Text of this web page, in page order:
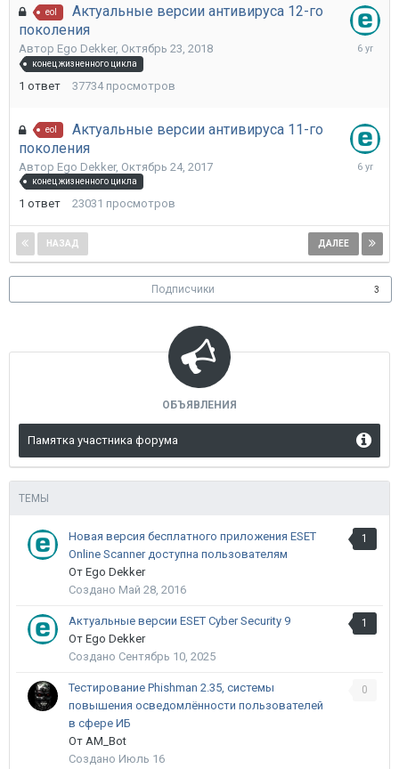
eol
Актуальные версии антивируса 12-го
поколения
Автор Ego Dekker, Октябрь 23, 2018
конец жизненного цикла
1 ответ 37734 просмотров
Октябрь
eol
Актуальные версии антивируса 11-го
поколения
Автор Ego Dekker, Октябрь 24, 2017
конец жизненного цикла
1 ответ 23031 просмотров
Октябрь
НАЗАД ДАЛЕЕ
Подписчики 3
ОБЪЯВЛЕНИЯ
Памятка участника форума
ТЕМЫ
1
Новая версия бесплатного приложения ESET
Online Scanner доступна пользователям
От Ego Dekker
Создано Май 28, 2016
1
Актуальные версии ESET Cyber Security 9
От Ego Dekker
Создано Сентябрь 10, 2025
0
Тестирование Phishman 2.35, системы
повышения осведомлённости пользователей
в сфере ИБ
От AM_Bot
Создано Июль 16